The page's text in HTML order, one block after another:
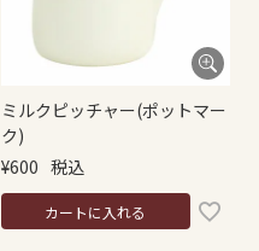
ミルクピッチャー(ポットマー
ク)
¥600 税込
カートに入れる